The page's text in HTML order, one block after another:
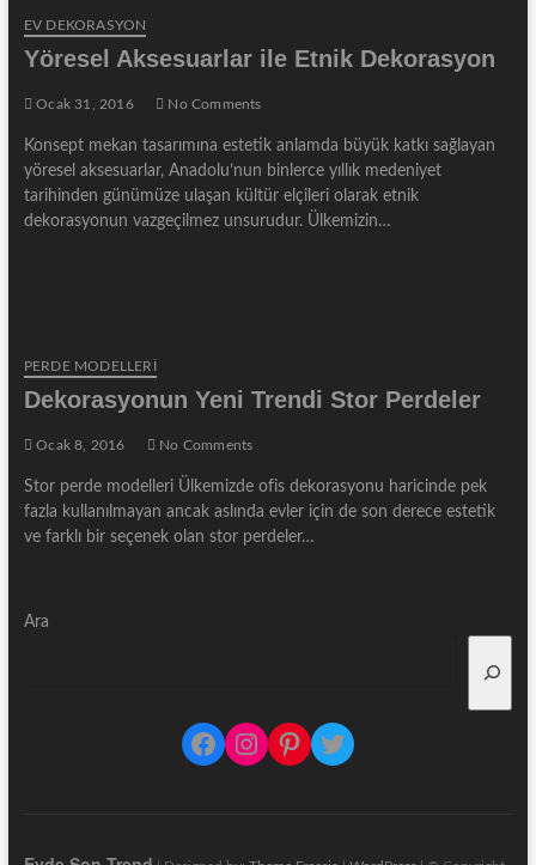
EV DEKORASYON
Yöresel Aksesuarlar ile Etnik Dekorasyon
Ocak 31, 2016 No Comments
Konsept mekan tasarımına estetik anlamda büyük katkı sağlayan
yöresel aksesuarlar, Anadolu’nun binlerce yıllık medeniyet
tarihinden günümüze ulaşan kültür elçileri olarak etnik
dekorasyonun vazgeçilmez unsurudur. Ülkemizin…
PERDE MODELLERI
Dekorasyonun Yeni Trendi Stor Perdeler
Ocak 8, 2016 No Comments
Stor perde modelleri Ülkemizde ofis dekorasyonu haricinde pek
fazla kullanılmayan ancak aslında evler için de son derece estetik
ve farklı bir seçenek olan stor perdeler…
Ara
Facebook
Instagram
Pinterest
Twitter